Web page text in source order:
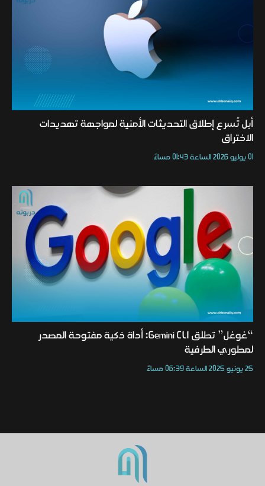
أبل تُسرع إطلاق التحديثات الأمنية لمواجهة تهديدات
الاختراق
01 يوليو 2026 الساعة 01:43 مساءً
“غوغل” تطلق Gemini CLI: أداة ذكية مفتوحة المصدر
لمطوري الطرفية
25 يونيو 2025 الساعة 06:39 مساءً